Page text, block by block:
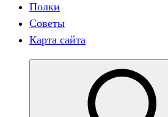
Полки
Советы
Карта сайта